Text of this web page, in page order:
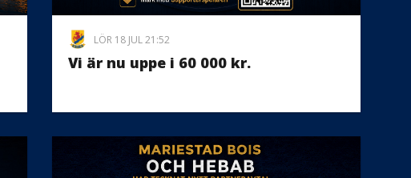
LÖR 18 JUL 21:52
Vi är nu uppe i 60 000 kr.